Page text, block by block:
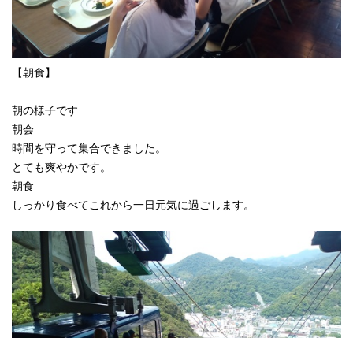
【朝食】
朝の様子です
朝会
時間を守って集合できました。
とても爽やかです。
朝食
しっかり食べてこれから一日元気に過ごします。